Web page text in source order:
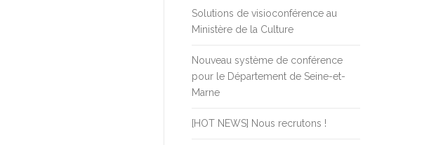
Solutions de visioconférence au
Ministère de la Culture
Nouveau système de conférence
pour le Département de Seine-et-
Marne
[HOT NEWS] Nous recrutons !